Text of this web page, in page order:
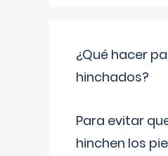
¿Qué hacer
hinchados?
Para evitar
hinchen los